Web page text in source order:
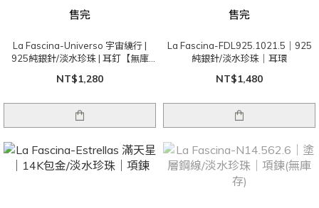
售完
La Fascina-Universo 宇宙繞行 |
925純銀針/淡水珍珠 | 耳釘【無庫
NT$1,280
售完
La Fascina-FDL925.1021.5｜925
純銀針/淡水珍珠｜耳環
NT$1,480